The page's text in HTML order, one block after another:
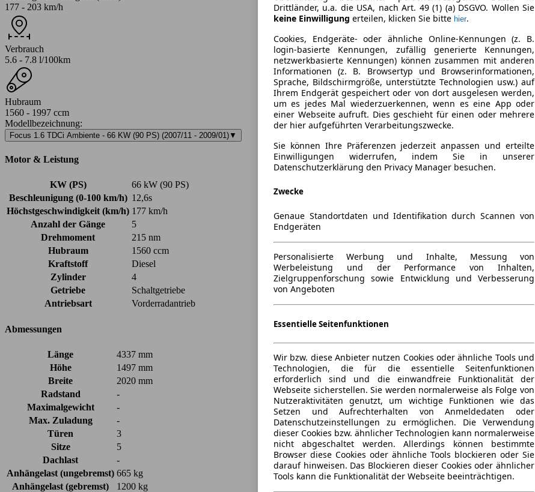
177 - 203 km/h
Verbrauch
5.6 - 7.8 l/100km
Hubraum
1560 - 1997 ccm
Modellbezeichnung:
Focus 1.6 TDCi Ambiente - 66 KW (90 PS) (2007/11 - 2009/01)▼
Motor & Leistung
KW (PS)
66 kW (90 PS)
Beschleunigung (0-100 km/h) 12,6s
Höchstgeschwindigkeit (km/h) 177 km/h
Anzahl der Gänge
5
Drehmoment
215 nm
Hubraum
1560 ccm
Kraftstoff
Diesel
Zylinder
4
Getriebe
Schaltgetriebe
Antriebsart
Vorderradantrieb
Abmessungen
Länge
4337 mm
Höhe
1497 mm
Breite
2020 mm
Radstand
-
Maximalgewicht
-
Max. Zuladung
-
Türen
3
Sitze
5
Dachlast
-
Anhängelast (ungebremst) 665 kg
Anhängelast (gebremst)
1200 kg
Drittländer, u.a. die USA, nach Art. 49 (1) (a) DSGVO. Wollen Sie
keine Einwilligung erteilen, klicken Sie bitte hier.
Cookies, Endgeräte- oder ähnliche Online-Kennungen (z. B.
login-basierte Kennungen, zufällig generierte Kennungen,
netzwerkbasierte Kennungen) können zusammen mit anderen
Informationen (z. B. Browsertyp und Browserinformationen,
Sprache, Bildschirmgröße, unterstützte Technologien usw.) auf
Ihrem Endgerät gespeichert oder von dort ausgelesen werden,
um es jedes Mal wiederzuerkennen, wenn es eine App oder
einer Webseite aufruft. Dies geschieht für einen oder mehrere
der hier aufgeführten Verarbeitungszwecke.
Sie können Ihre Präferenzen jederzeit anpassen und erteilte
Einwilligungen widerrufen, indem Sie in unserer
Datenschutzerklärung den Privacy Manager besuchen.
Zwecke
Genaue Standortdaten und Identifikation durch Scannen von
Endgeräten
Personalisierte Werbung und Inhalte, Messung von
Werbeleistung und der Performance von Inhalten,
Zielgruppenforschung sowie Entwicklung und Verbesserung
von Angeboten
Essentielle Seitenfunktionen
Wir bzw. diese Anbieter nutzen Cookies oder ähnliche Tools und
Technologien, die für die essentielle Seitenfunktionen
erforderlich sind und die einwandfreie Funktionalität der
Webseite sicherstellen. Sie werden normalerweise als Folge von
Nutzeraktivitäten genutzt, um wichtige Funktionen wie das
Setzen und Aufrechterhalten von Anmeldedaten oder
Datenschutzeinstellungen zu ermöglichen. Die Verwendung
dieser Cookies bzw. ähnlicher Technologien kann normalerweise
nicht abgeschaltet werden. Allerdings können bestimmte
Browser diese Cookies oder ähnliche Tools blockieren oder Sie
darauf hinweisen. Das Blockieren dieser Cookies oder ähnlicher
Tools kann die Funktionalität der Webseite beeinträchtigen.